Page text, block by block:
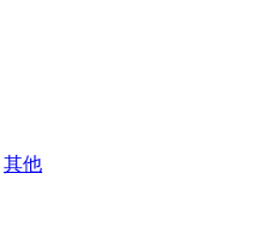
其他